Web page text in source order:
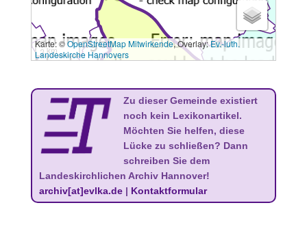
3 km
Karte: ©OpenStreetMap Mitwirkende, Overlay:Ev.-luth.
Landeskirche Hannovers
Zu dieser Gemeinde existiert
noch kein Lexikonartikel.
Möchten Sie helfen, diese
Lücke zu schließen? Dann
schreiben Sie dem
Landeskirchlichen Archiv Hannover!
archiv[at]evlka.de| Kontaktformular